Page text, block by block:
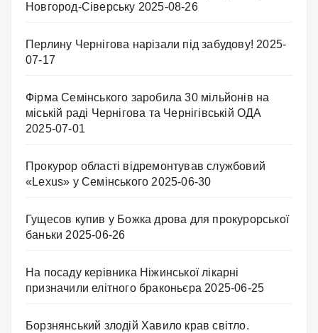
Новгород-Сіверську 2025-08-26
Перлину Чернігова нарізали під забудову! 2025-
07-17
Фірма Семінського заробила 30 мільйонів на
міській раді Чернігова та Чернігівській ОДА
2025-07-01
Прокурор області відремонтував службовий
«Lexus» у Семінського 2025-06-30
Гущесов купив у Божка дрова для прокурорської
баньки 2025-06-26
На посаду керівника Ніжинської лікарні
призначили елітного браконьєра 2025-06-25
Борзнянський злодій Хавило крав світло.